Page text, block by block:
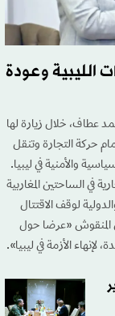
الليبية وعودة
عطاف، خلال زيارة لها
حركة التجارة وتنقل
والأمنية في ليبيا.
في الساحتين المغاربية
لوقف الاقتتال
المنقوش «عرضا حول
الأزمة في ليبيا».